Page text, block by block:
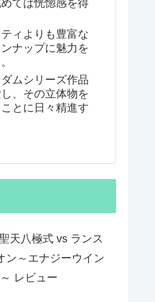
ては恍惚感を得
ィよりも豊富な
ナップに魅力を
ムシリーズ作品
、その立体物を
とに日々精進す
天八極式 vs ランス
ン～エナジーウイン
レビュー